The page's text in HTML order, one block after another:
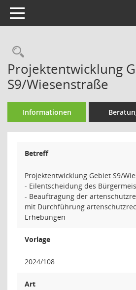
Toggle navigation
Rechercheauswahl
Projektentwicklung
S9/Wiesenstraße
Informationen
Betreff
Projektentwicklung Gebiet S9/
- Eilentscheidung des
- Beauftragung der
mit Durchführung
Erhebungen
Vorlage
2024/108
Art